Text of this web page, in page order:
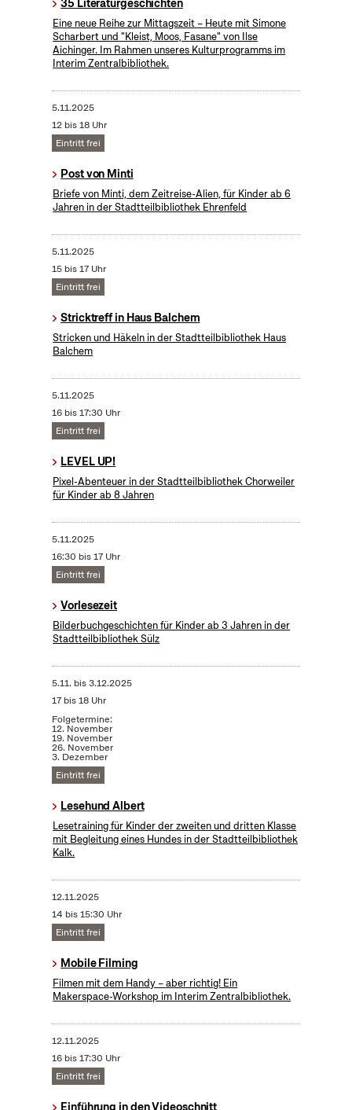
35 Literaturgeschichten
Eine neue Reihe zur Mittagszeit – Heute mit Simone
Scharbert und "Kleist, Moos, Fasane" von Ilse
Aichinger. Im Rahmen unseres Kulturprogramms im
Interim Zentralbibliothek.
5.11.2025
12 bis 18 Uhr
Eintritt frei
Post von Minti
Briefe von Minti, dem Zeitreise-Alien, für Kinder ab 6
Jahren in der Stadtteilbibliothek Ehrenfeld
5.11.2025
15 bis 17 Uhr
Eintritt frei
Stricktreff in Haus Balchem
Stricken und Häkeln in der Stadtteilbibliothek Haus
Balchem
5.11.2025
16 bis 17:30 Uhr
Eintritt frei
LEVEL UP!
Pixel-Abenteuer in der Stadtteilbibliothek Chorweiler
für Kinder ab 8 Jahren
5.11.2025
16:30 bis 17 Uhr
Eintritt frei
Vorlesezeit
Bilderbuchgeschichten für Kinder ab 3 Jahren in der
Stadtteilbibliothek Sülz
5.11. bis3.12.2025
17 bis 18 Uhr
Folgetermine:
12. November
19. November
26. November
3. Dezember
Eintritt frei
Lesehund Albert
Lesetraining für Kinder der zweiten und dritten Klasse
mit Begleitung eines Hundes in der Stadtteilbibliothek
Kalk.
12.11.2025
14 bis 15:30 Uhr
Eintritt frei
Mobile Filming
Filmen mit dem Handy – aber richtig! Ein
Makerspace-Workshop im Interim Zentralbibliothek.
12.11.2025
16 bis 17:30 Uhr
Eintritt frei
Einführung in den Videoschnitt